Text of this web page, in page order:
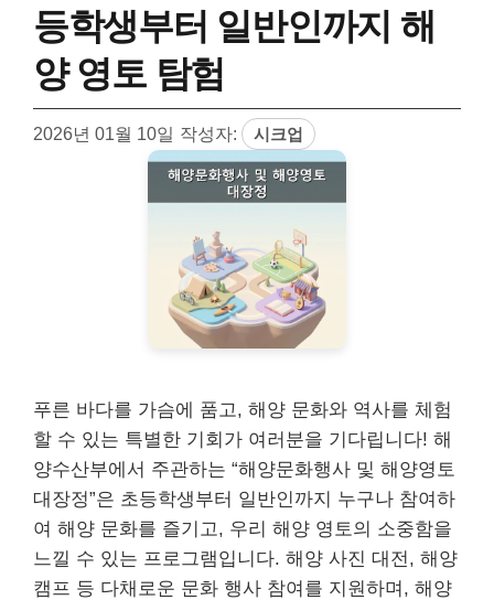
등학생부터 일반인까지 해
양 영토 탐험
2026년 01월 10일 작성자: 시크업
푸른 바다를 가슴에 품고, 해양 문화와 역사를 체험
할 수 있는 특별한 기회가 여러분을 기다립니다! 해
양수산부에서 주관하는 “해양문화행사 및 해양영토
대장정”은 초등학생부터 일반인까지 누구나 참여하
여 해양 문화를 즐기고, 우리 해양 영토의 소중함을
느낄 수 있는 프로그램입니다. 해양 사진 대전, 해양
캠프 등 다채로운 문화 행사 참여를 지원하며, 해양